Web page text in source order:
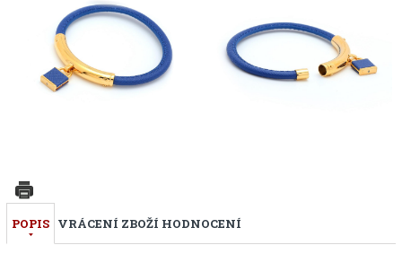
POPIS VRÁCENÍ ZBOŽÍ HODNOCENÍ